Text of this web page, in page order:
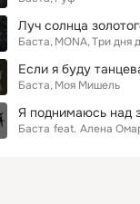
Луч солнца
Баста MONA Три дня
Если я буду
Баста Моя Мишель
Я поднимаюсь над
Баста feat. Алена